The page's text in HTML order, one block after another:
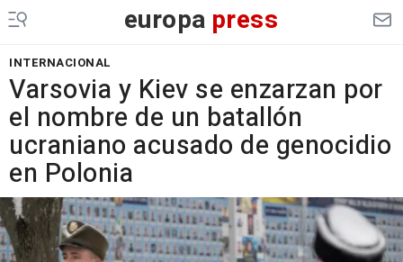
europa press
INTERNACIONAL
Varsovia y Kiev se enzarzan por
el nombre de un batallón
ucraniano acusado de genocidio
en Polonia